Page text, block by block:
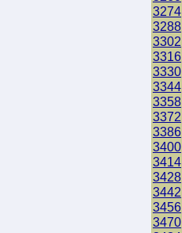
3274
3288
3302
3316
3330
3344
3358
3372
3386
3400
3414
3428
3442
3456
3470